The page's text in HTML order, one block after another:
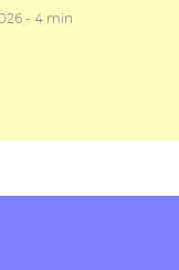
publication
- Temps de lecture
4 min